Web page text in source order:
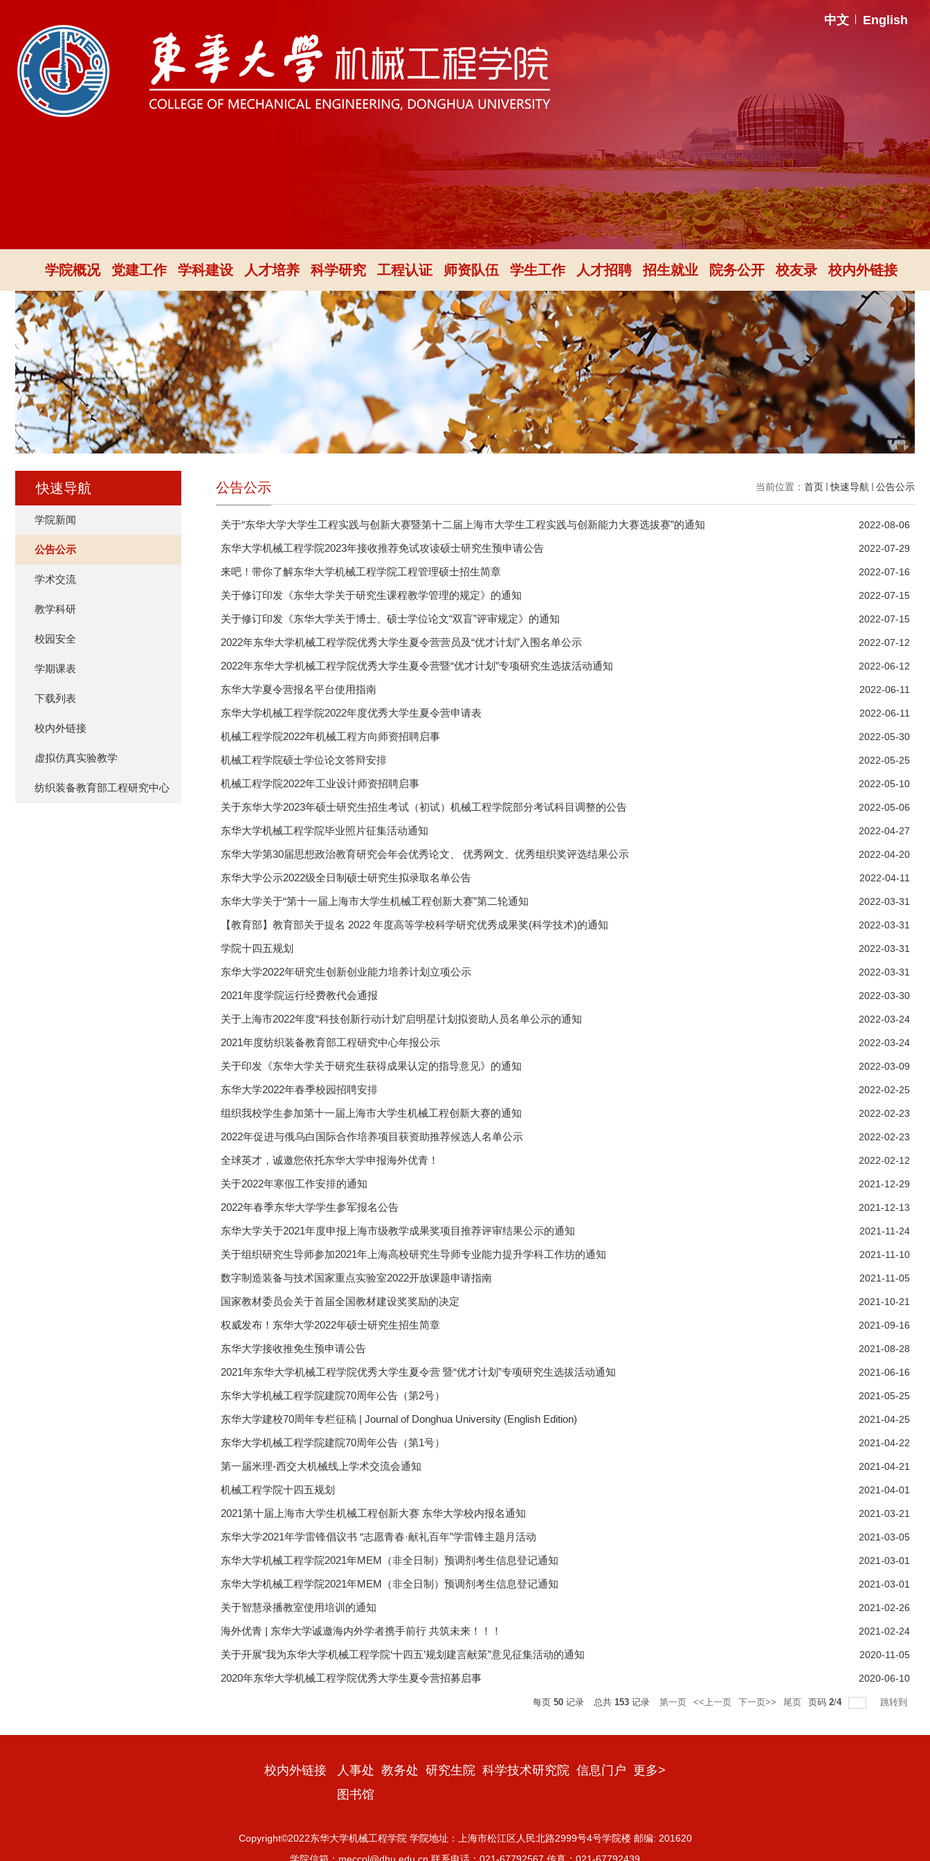
中文 English
学院概况 党建工作 学科建设 人才培养 科学研究 工程认证 师资队伍 学生工作 人才招聘 招生就业 院务公开 校友录 校内外链接
快速导航
学院新闻
公告公示
学术交流
教学科研
校园安全
学期课表
下载列表
校内外链接
虚拟仿真实验教学
纺织装备教育部工程研究中心
当前位置： 首页 快速导航 公告公示
公告公示
关于“东华大学大学生工程实践与创新大赛暨第十二届上海市大学生工程实践与创新能力大赛选拔赛”的通知 2022-08-06
东华大学机械工程学院2023年接收推荐免试攻读硕士研究生预申请公告 2022-07-29
来吧！带你了解东华大学机械工程学院工程管理硕士招生简章 2022-07-16
关于修订印发《东华大学关于研究生课程教学管理的规定》的通知 2022-07-15
关于修订印发《东华大学关于博士、硕士学位论文“双盲”评审规定》的通知 2022-07-15
2022年东华大学机械工程学院优秀大学生夏令营营员及“优才计划”入围名单公示 2022-07-12
2022年东华大学机械工程学院优秀大学生夏令营暨“优才计划”专项研究生选拔活动通知 2022-06-12
东华大学夏令营报名平台使用指南 2022-06-11
东华大学机械工程学院2022年度优秀大学生夏令营申请表 2022-06-11
机械工程学院2022年机械工程方向师资招聘启事 2022-05-30
机械工程学院硕士学位论文答辩安排 2022-05-25
机械工程学院2022年工业设计师资招聘启事 2022-05-10
关于东华大学2023年硕士研究生招生考试（初试）机械工程学院部分考试科目调整的公告 2022-05-06
东华大学机械工程学院毕业照片征集活动通知 2022-04-27
东华大学第30届思想政治教育研究会年会优秀论文、 优秀网文、优秀组织奖评选结果公示 2022-04-20
东华大学公示2022级全日制硕士研究生拟录取名单公告 2022-04-11
东华大学关于“第十一届上海市大学生机械工程创新大赛”第二轮通知 2022-03-31
【教育部】教育部关于提名 2022 年度高等学校科学研究优秀成果奖(科学技术)的通知 2022-03-31
学院十四五规划 2022-03-31
东华大学2022年研究生创新创业能力培养计划立项公示 2022-03-31
2021年度学院运行经费教代会通报 2022-03-30
关于上海市2022年度“科技创新行动计划”启明星计划拟资助人员名单公示的通知 2022-03-24
2021年度纺织装备教育部工程研究中心年报公示 2022-03-24
关于印发《东华大学关于研究生获得成果认定的指导意见》的通知 2022-03-09
东华大学2022年春季校园招聘安排 2022-02-25
组织我校学生参加第十一届上海市大学生机械工程创新大赛的通知 2022-02-23
2022年促进与俄乌白国际合作培养项目获资助推荐候选人名单公示 2022-02-23
全球英才，诚邀您依托东华大学申报海外优青！ 2022-02-12
关于2022年寒假工作安排的通知 2021-12-29
2022年春季东华大学学生参军报名公告 2021-12-13
东华大学关于2021年度申报上海市级教学成果奖项目推荐评审结果公示的通知 2021-11-24
关于组织研究生导师参加2021年上海高校研究生导师专业能力提升学科工作坊的通知 2021-11-10
数字制造装备与技术国家重点实验室2022开放课题申请指南 2021-11-05
国家教材委员会关于首届全国教材建设奖奖励的决定 2021-10-21
权威发布！东华大学2022年硕士研究生招生简章 2021-09-16
东华大学接收推免生预申请公告 2021-08-28
2021年东华大学机械工程学院优秀大学生夏令营 暨“优才计划”专项研究生选拔活动通知 2021-06-16
东华大学机械工程学院建院70周年公告（第2号） 2021-05-25
东华大学建校70周年专栏征稿 | Journal of Donghua University (English Edition) 2021-04-25
东华大学机械工程学院建院70周年公告（第1号） 2021-04-22
第一届米理-西交大机械线上学术交流会通知 2021-04-21
机械工程学院十四五规划 2021-04-01
2021第十届上海市大学生机械工程创新大赛 东华大学校内报名通知 2021-03-21
东华大学2021年学雷锋倡议书 “志愿青春·献礼百年”学雷锋主题月活动 2021-03-05
东华大学机械工程学院2021年MEM（非全日制）预调剂考生信息登记通知 2021-03-01
东华大学机械工程学院2021年MEM（非全日制）预调剂考生信息登记通知 2021-03-01
关于智慧录播教室使用培训的通知 2021-02-26
海外优青 | 东华大学诚邀海内外学者携手前行 共筑未来！！！ 2021-02-24
关于开展“我为东华大学机械工程学院‘十四五’规划建言献策”意见征集活动的通知 2020-11-05
2020年东华大学机械工程学院优秀大学生夏令营招募启事 2020-06-10
每页 50 记录 总共 153 记录 第一页 <<上一页 下一页>> 尾页 页码 2/4 跳转到
校内外链接 更多>
人事处 教务处 研究生院 科学技术研究院 信息门户
图书馆
Copyright©2022东华大学机械工程学院 学院地址：上海市松江区人民北路2999号4号学院楼 邮编: 201620